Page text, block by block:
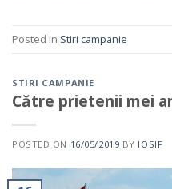
Posted in Stiri campanie
STIRI CAMPANIE
Către prietenii mei
POSTED ON 16/05/2019 BY IOSIF